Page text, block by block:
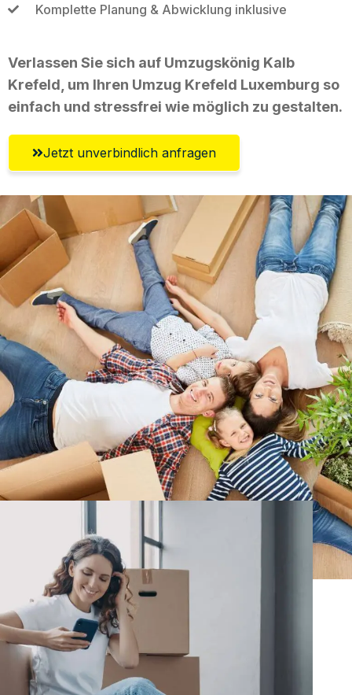
Komplette Planung & Abwicklung inklusive
Verlassen Sie sich auf Umzugskönig Kalb
Krefeld, um Ihren Umzug Krefeld Luxemburg so
einfach und stressfrei wie möglich zu gestalten.
Jetzt unverbindlich anfragen